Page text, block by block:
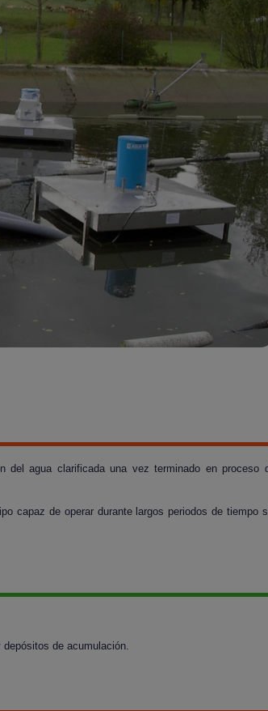
del agua clarificada una vez terminado en proceso
capaz de operar durante largos periodos de tiempo
de acumulación.